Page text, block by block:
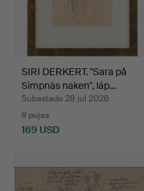
SIRI DERKERT. "Sara på
Simpnäs naken", láp…
Subastado 28 jul 2026
9 pujas
169 USD